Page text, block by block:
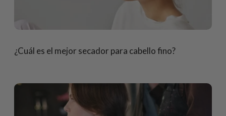
¿Cuál es el mejor secador para cabello fino?